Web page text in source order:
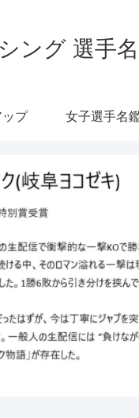
ング 選手
プ 女子選手名